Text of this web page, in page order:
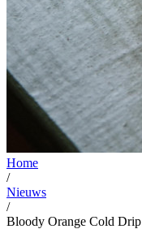
Home
/
Nieuws
/
Bloody Orange Cold Drip